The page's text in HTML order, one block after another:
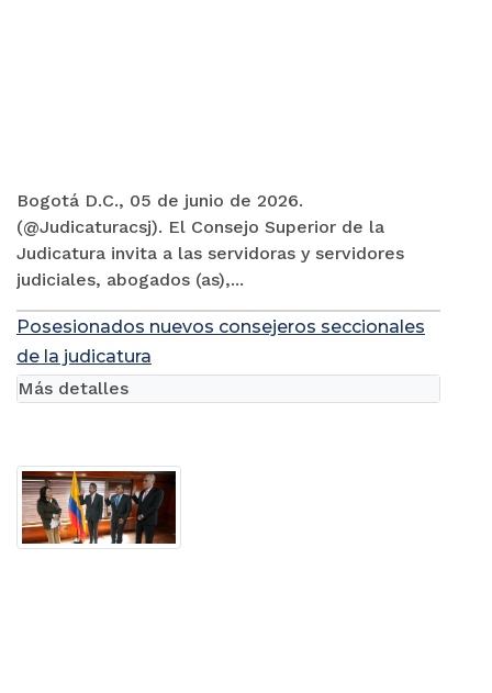
Bogotá D.C., 05 de junio de 2026.
(@Judicaturacsj). El Consejo Superior de la
Judicatura invita a las servidoras y servidores
judiciales, abogados (as),...
Posesionados nuevos consejeros seccionales
de la judicatura
Más detalles